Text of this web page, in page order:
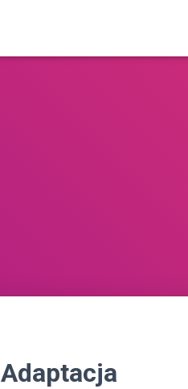
Adaptacja